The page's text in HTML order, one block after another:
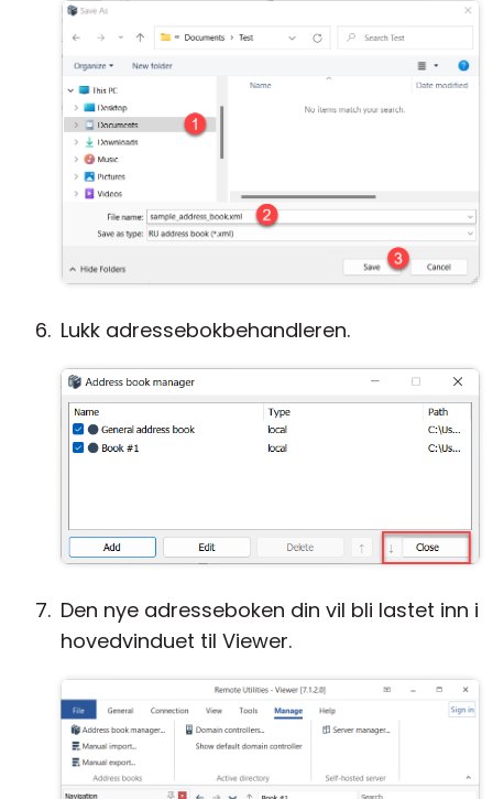
Lukk adressebokbehandleren.
Den nye adresseboken din vil bli lastet inn i
hovedvinduet til Viewer.